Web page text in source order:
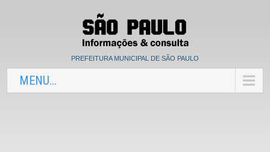
PREFEITURA MUNICIPAL DE SÃO PAULO
MENU...